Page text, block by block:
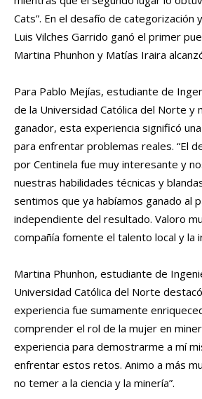
Cats”. En el desafío de categorización
Luis Vilches Garrido ganó el primer
Martina Phunhon y Matías Iraira
Para Pablo Mejías, estudiante de
de la Universidad Católica del Norte y
ganador, esta experiencia significó
para enfrentar problemas reales. “El
por Centinela fue muy interesante y
nuestras habilidades técnicas y
sentimos que ya habíamos ganado al
independiente del resultado. Valoro
compañía fomente el talento local y la
Martina Phunhon, estudiante de
Universidad Católica del Norte
experiencia fue sumamente
comprender el rol de la mujer en
experiencia para demostrarme a mí
enfrentar estos retos. Animo a más
no temer a la ciencia y la minería”.